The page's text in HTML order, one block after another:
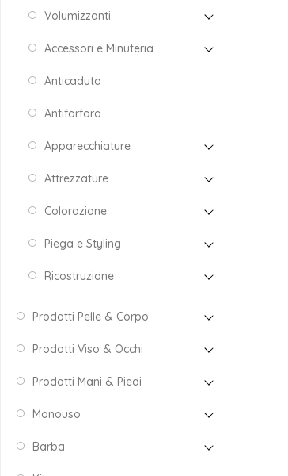
Volumizzanti
Accessori e Minuteria
Anticaduta
Antiforfora
Apparecchiature
Attrezzature
Colorazione
Piega e Styling
Ricostruzione
Prodotti Pelle & Corpo
Prodotti Viso & Occhi
Prodotti Mani & Piedi
Monouso
Barba